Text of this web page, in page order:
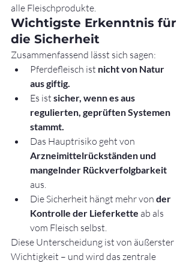
alle Fleischprodukte.
Wichtigste Erkenntnis für
die Sicherheit
Zusammenfassend lässt sich sagen:
Pferdefleisch ist nicht von Natur
aus giftig.
Es ist sicher, wenn es aus
regulierten, geprüften Systemen
stammt.
Das Hauptrisiko geht von
Arzneimittelrückständen und
mangelnder Rückverfolgbarkeit
aus.
Die Sicherheit hängt mehr von der
Kontrolle der Lieferkette ab als
vom Fleisch selbst.
Diese Unterscheidung ist von äußerster
Wichtigkeit – und wird das zentrale